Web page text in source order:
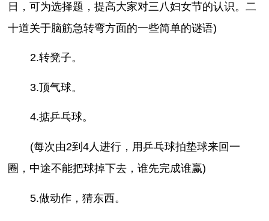
日，可为选择题，提高大家对三八妇女节的认识。二
十道关于脑筋急转弯方面的一些简单的谜语)
2.转凳子。
3.顶气球。
4.掂乒乓球。
(每次由2到4人进行，用乒乓球拍垫球来回一
圈，中途不能把球掉下去，谁先完成谁赢)
5.做动作，猜东西。